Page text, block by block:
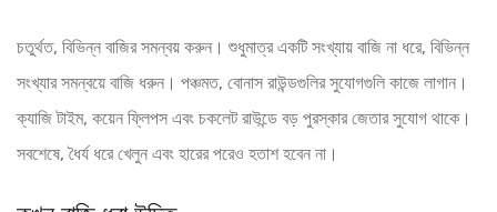
চতুর্থত, বিভিন্ন বাজির সমন্বয় করুন। শুধুমাত্র একটি সংখ্যায় বাজি না ধরে, বিভিন্ন
সংখ্যার সমন্বয়ে বাজি ধরুন। পঞ্চমত, বোনাস রাউন্ডগুলির সুযোগগুলি কাজে লাগান।
ক্যাজি টাইম, কয়েন ফ্লিপস এবং চকলেট রাউন্ডে বড় পুরস্কার জেতার সুযোগ থাকে।
সবশেষে, ধৈর্য ধরে খেলুন এবং হারের পরেও হতাশ হবেন না।